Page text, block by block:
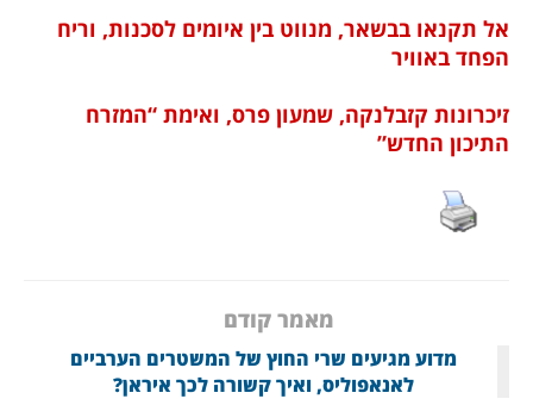
אל תקנאו בבשאר, מנווט בין איומים לסכנות, וריח
הפחד באוויר
זיכרונות קזבלנקה, שמעון פרס, ואימת “המזרח
התיכון החדש”
מאמר קודם
מדוע מגיעים שרי החוץ של המשטרים הערביים
לאנאפוליס, ואיך קשורה לכך איראן?